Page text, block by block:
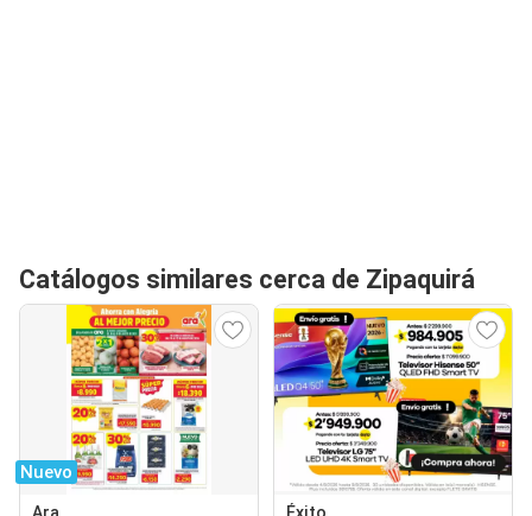
Catálogos similares cerca de Zipaquirá
Nuevo